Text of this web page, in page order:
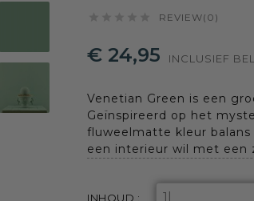
REVIEW(0)
€ 24,95 INCLUSIEF
Venetian Green is een
Geïnspireerd op het
fluweelmatte kleur
een interieur wil met een
INHOUD :